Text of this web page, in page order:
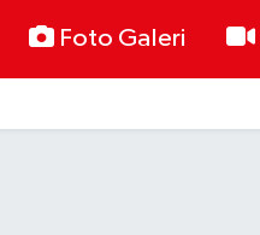
Foto Galeri